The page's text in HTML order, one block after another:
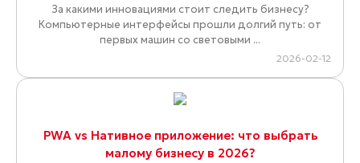
За какими инновациями стоит следить бизнесу?
Компьютерные интерфейсы прошли долгий путь: от
первых машин со световыми ...
2026-02-12
PWA vs Нативное приложение: что выбрать
малому бизнесу в 2026?